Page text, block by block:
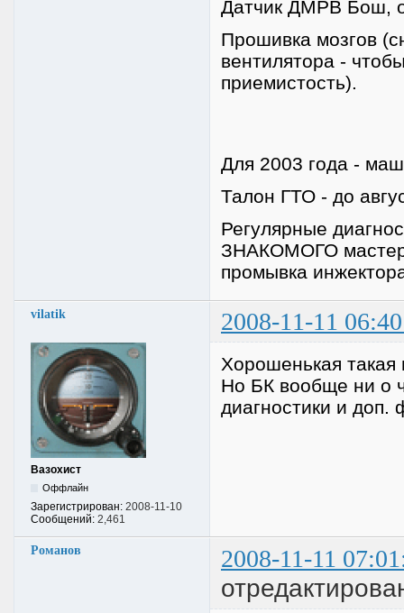
Датчик ДМРВ Бош,
Прошивка мозгов
вентилятора -
приемистость).
Для 2003 года -
Талон ГТО - до
Регулярные
ЗНАКОМОГО
промывка
vilatik 2008-11-11
Вазохист
Оффлайн
Зарегистрирован: 2008-11-10
Сообщений: 2,461
Хорошенькая
Но БК вообще ни о
диагностики и доп.
Романов 2008-11-11